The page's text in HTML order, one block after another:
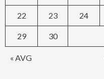
« AVG
22 23 24
29 30